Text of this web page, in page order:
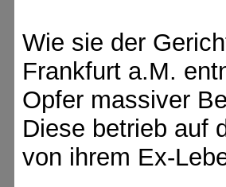
Wie sie der
Frankfurt a.M.
Opfer massiver
Diese betrieb auf
von ihrem Ex-